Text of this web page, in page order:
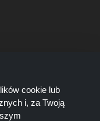
cookie lub
i, za Twoją